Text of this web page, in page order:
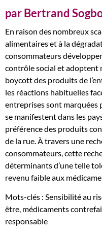
à
la
peur
de
mourir
:
Analyse
exploratoire
de
la
préférence
des
médicaments
contrefaits
par
les
populations
faible
par Bertrand
En raison des nombreux
alimentaires et à la
consommateurs
contrôle social et adoptent
boycott des produits de
les réactions habituelles
entreprises sont marquées
se manifestent dans les
préférence des produits
de la rue. À travers une
consommateurs, cette
déterminants d’une telle
revenu faible aux
Mots-clés : Sensibilité au
être, médicaments
responsable